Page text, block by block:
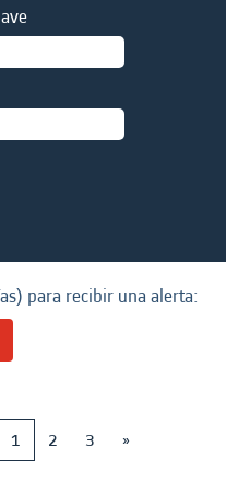
para recibir una alerta:
1 2 3 »